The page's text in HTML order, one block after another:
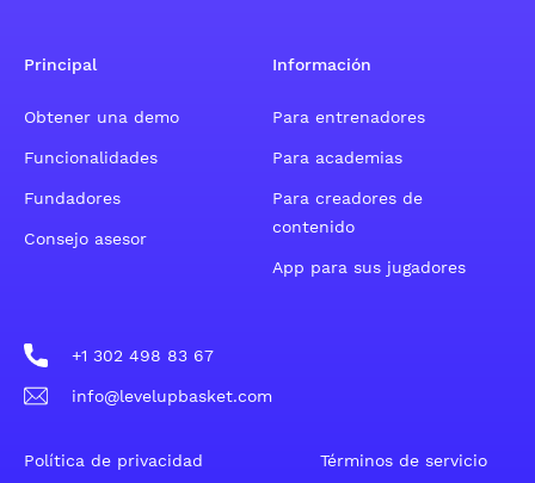
Principal
Obtener una demo
Funcionalidades
Fundadores
Consejo asesor
Información
Para entrenadores
Para academias
Para creadores de
contenido
App para sus jugadores
+1 302 498 83 67
info@levelupbasket.com
Política de privacidad Términos de servicio